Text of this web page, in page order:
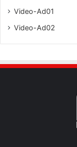
Video-Ad01
Video-Ad02